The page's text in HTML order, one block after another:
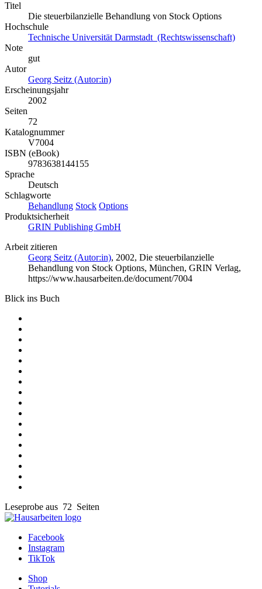
Titel
Die steuerbilanzielle Behandlung von Stock Options
Hochschule
Technische Universität Darmstadt (Rechtswissenschaft)
Note
gut
Autor
Georg Seitz (Autor:in)
Erscheinungsjahr
2002
Seiten
72
Katalognummer
V7004
ISBN (eBook)
9783638144155
Sprache
Deutsch
Schlagworte
Behandlung Stock Options
Produktsicherheit
GRIN Publishing GmbH
Arbeit zitieren
Georg Seitz (Autor:in), 2002, Die steuerbilanzielle
Behandlung von Stock Options, München, GRIN Verlag,
https://www.hausarbeiten.de/document/7004
Blick ins Buch
Leseprobe aus 72 Seiten
Facebook
Instagram
TikTok
Shop